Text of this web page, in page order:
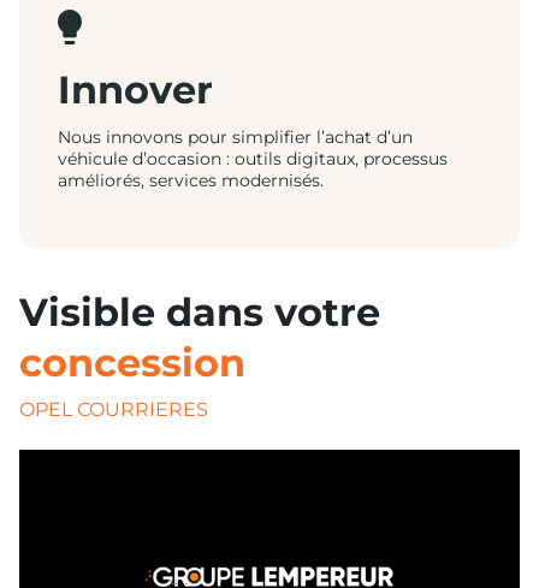
Innover
Nous innovons pour simplifier l’achat d’un
véhicule d’occasion : outils digitaux, processus
améliorés, services modernisés.
Visible dans votre
concession
OPEL COURRIERES